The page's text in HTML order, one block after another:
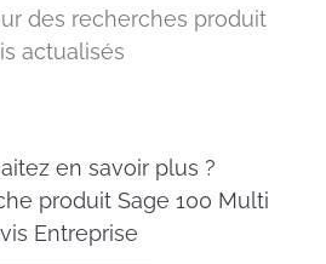
des recherches produit
actualisés
en savoir plus ?
produit Sage 100 Multi
Entreprise